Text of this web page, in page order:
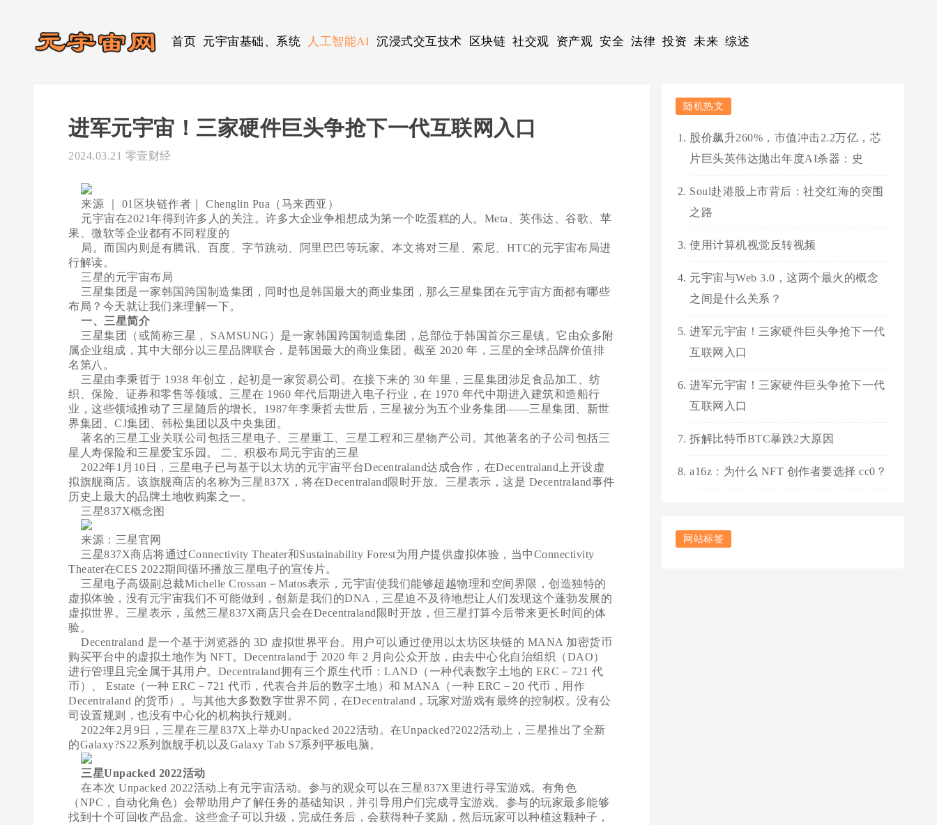
首页 元宇宙基础、系统 人工智能AI 沉浸式交互技术 区块链 社交观 资产观 安全 法律 投资 未来 综述
进军元宇宙！三家硬件巨头争抢下一代互联网入口
2024.03.21 零壹财经
来源 ｜ 01区块链作者｜ Chenglin Pua（马来西亚）
元宇宙在2021年得到许多人的关注。许多大企业争相想成为第一个吃蛋糕的人。Meta、英伟达、谷歌、苹
果、微软等企业都有不同程度的
局。而国内则是有腾讯、百度、字节跳动、阿里巴巴等玩家。本文将对三星、索尼、HTC的元宇宙布局进
行解读。
三星的元宇宙布局
三星集团是一家韩国跨国制造集团，同时也是韩国最大的商业集团，那么三星集团在元宇宙方面都有哪些
布局？今天就让我们来理解一下。
一、三星简介
三星集团（或简称三星， SAMSUNG）是一家韩国跨国制造集团，总部位于韩国首尔三星镇。它由众多附
属企业组成，其中大部分以三星品牌联合，是韩国最大的商业集团。截至 2020 年，三星的全球品牌价值排
名第八。
三星由李秉哲于 1938 年创立，起初是一家贸易公司。在接下来的 30 年里，三星集团涉足食品加工、纺
织、保险、证券和零售等领域。三星在 1960 年代后期进入电子行业，在 1970 年代中期进入建筑和造船行
业，这些领域推动了三星随后的增长。1987年李秉哲去世后，三星被分为五个业务集团——三星集团、新世
界集团、CJ集团、韩松集团以及中央集团。
著名的三星工业关联公司包括三星电子、三星重工、三星工程和三星物产公司。其他著名的子公司包括三
星人寿保险和三星爱宝乐园。 二、积极布局元宇宙的三星
2022年1月10日，三星电子已与基于以太坊的元宇宙平台Decentraland达成合作，在Decentraland上开设虚
拟旗舰商店。该旗舰商店的名称为三星837X，将在Decentraland限时开放。三星表示，这是 Decentraland事件
历史上最大的品牌土地收购案之一。
三星837X概念图
来源：三星官网
三星837X商店将通过Connectivity Theater和Sustainability Forest为用户提供虚拟体验，当中Connectivity
Theater在CES 2022期间循环播放三星电子的宣传片。
三星电子高级副总裁Michelle Crossan－Matos表示，元宇宙使我们能够超越物理和空间界限，创造独特的
虚拟体验，没有元宇宙我们不可能做到，创新是我们的DNA，三星迫不及待地想让人们发现这个蓬勃发展的
虚拟世界。三星表示，虽然三星837X商店只会在Decentraland限时开放，但三星打算今后带来更长时间的体
验。
Decentraland 是一个基于浏览器的 3D 虚拟世界平台。用户可以通过使用以太坊区块链的 MANA 加密货币
购买平台中的虚拟土地作为 NFT。Decentraland于 2020 年 2 月向公众开放，由去中心化自治组织（DAO）
进行管理且完全属于其用户。Decentraland拥有三个原生代币：LAND（一种代表数字土地的 ERC－721 代
币）、 Estate（一种 ERC－721 代币，代表合并后的数字土地）和 MANA（一种 ERC－20 代币，用作
Decentraland 的货币）。与其他大多数数字世界不同，在Decentraland，玩家对游戏有最终的控制权。没有公
司设置规则，也没有中心化的机构执行规则。
2022年2月9日，三星在三星837X上举办Unpacked 2022活动。在Unpacked?2022活动上，三星推出了全新
的Galaxy?S22系列旗舰手机以及Galaxy Tab S7系列平板电脑。
三星Unpacked 2022活动
在本次 Unpacked 2022活动上有元宇宙活动。参与的观众可以在三星837X里进行寻宝游戏。有角色
（NPC，自动化角色）会帮助用户了解任务的基础知识，并引导用户们完成寻宝游戏。参与的玩家最多能够
找到十个可回收产品盒。这些盒子可以升级，完成任务后，会获得种子奖励，然后玩家可以种植这颗种子，
随机热文
股价飙升260%，市值冲击2.2万亿，芯
片巨头英伟达抛出年度AI杀器：史
Soul赴港股上市背后：社交红海的突围
之路
使用计算机视觉反转视频
元宇宙与Web 3.0，这两个最火的概念
之间是什么关系？
进军元宇宙！三家硬件巨头争抢下一代
互联网入口
进军元宇宙！三家硬件巨头争抢下一代
互联网入口
拆解比特币BTC暴跌2大原因
a16z：为什么 NFT 创作者要选择 cc0？
网站标签